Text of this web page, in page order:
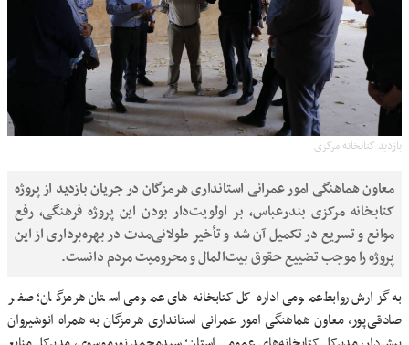
بازدید کتابخانه مرکزی
معاون هماهنگی امور عمرانی استانداری هرمزگان در جریان بازدید از پروژه
کتابخانه مرکزی بندرعباس، بر اولویت‌دار بودن این پروژه فرهنگی، رفع
موانع و تسریع در تکمیل آن شد و تأخیر طولانی‌مدت در بهره‌برداری از این
پروژه را موجب تضییع حقوق بیت‌المال و محرومیت مردم دانست.
به گزارش روابط‌عمومی اداره‌کل کتابخانه‌های عمومی استان هرمزگان؛ صفر
صادقی‌پور، معاون هماهنگی امور عمرانی استانداری هرمزگان به همراه انوشیروان